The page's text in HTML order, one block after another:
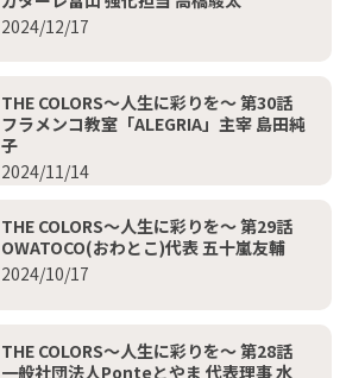
2024/12/17
THE COLORS～人生に彩りを～ 第30話
フラメンコ教室「ALEGRIA」主宰 島田純
子
2024/11/14
THE COLORS～人生に彩りを～ 第29話
OWATOCO(おわとこ)代表 五十嵐友輔
2024/10/17
THE COLORS～人生に彩りを～ 第28話
一般社団法人Ponteとやま 代表理事 水